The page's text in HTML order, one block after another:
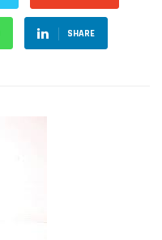
SHARE